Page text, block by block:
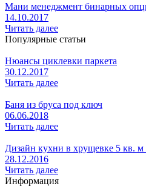
Мани менеджмент бинарных
14.10.2017
Читать далее
Популярные статьи
Нюансы циклевки паркета
30.12.2017
Читать далее
Баня из бруса под ключ
06.06.2018
Читать далее
Дизайн кухни в хрущевке 5 кв.
28.12.2016
Читать далее
Информация